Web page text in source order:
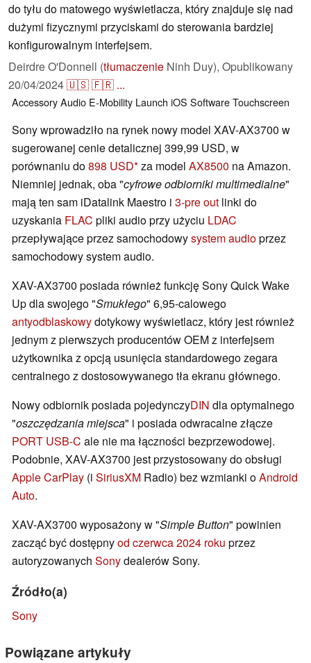
do tyłu do matowego wyświetlacza, który znajduje się nad
dużymi fizycznymi przyciskami do sterowania bardziej
konfigurowalnym interfejsem.
Deirdre O'Donnell (tłumaczenie Ninh Duy), Opublikowany
20/04/2024🇺🇸🇫🇷 ...
AccessoryAudio E-Mobility Launch iOS SoftwareTouchscreen
Sony wprowadziło na rynek nowy model XAV-AX3700 w
sugerowanej cenie detalicznej 399,99 USD, w
porównaniu do898 USD za model AX8500 na Amazon.
Niemniej jednak, oba "cyfrowe odbiorniki multimedialne"
mają ten sam iDatalink Maestro i 3-pre out linki do
uzyskania FLAC pliki audio przy użyciu LDAC
przepływające przez samochodowysystem audioprzez
samochodowy system audio.
XAV-AX3700 posiada również funkcję Sony Quick Wake
Up dla swojego "Smukłego" 6,95-calowego
antyodblaskowydotykowy wyświetlacz, który jest również
jednym z pierwszych producentów OEM z interfejsem
użytkownika z opcją usunięcia standardowego zegara
centralnego z dostosowywanego tła ekranu głównego.
Nowy odbiornik posiada pojedynczyDIN dla optymalnego
"oszczędzania miejsca" i posiada odwracalne złącze
PORT USB-C ale nie ma łączności bezprzewodowej.
Podobnie, XAV-AX3700 jest przystosowany do obsługi
Apple CarPlay (i SiriusXM Radio) bez wzmianki oAndroid
Auto.
XAV-AX3700 wyposażony w "Simple Button" powinien
zacząć być dostępnyod czerwca 2024 roku przez
autoryzowanych Sonydealerów Sony.
Źródło(a)
Sony
Powiązane artykuły